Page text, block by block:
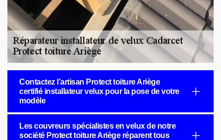
Contactez l’artisan Protect toiture Ariège
certifié installateur velux pour la pose de votre
modèle
Les couvreurs spécialistes en velux de notre
société Protect toiture Ariège réparent tous